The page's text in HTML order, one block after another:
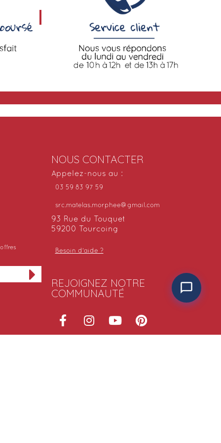
NOUS CONTACTER
Appelez-nous au :
03 59 83 97 59
src.matelas.morphee@gmail.com
93 Rue du Touquet
59200 Tourcoing
Besoin d'aide ?
REJOIGNEZ NOTRE
COMMUNAUTÉ